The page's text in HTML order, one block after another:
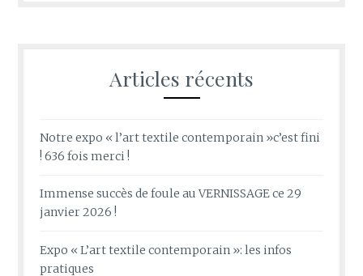
Articles récents
Notre expo « l’art textile contemporain »c’est fini
! 636 fois merci !
Immense succès de foule au VERNISSAGE ce 29
janvier 2026 !
Expo « L’art textile contemporain »: les infos
pratiques